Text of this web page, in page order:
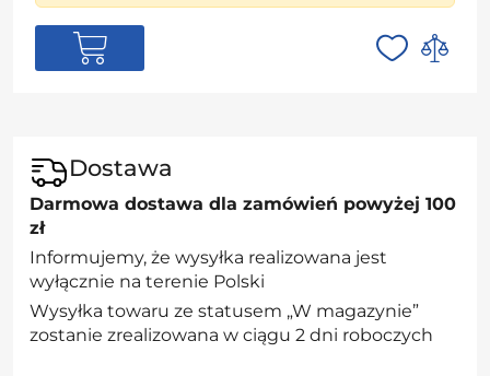
Dostawa
Darmowa dostawa dla zamówień powyżej 100
zł
Informujemy, że wysyłka realizowana jest
wyłącznie na terenie Polski
Wysyłka towaru ze statusem „W magazynie”
zostanie zrealizowana w ciągu 2 dni roboczych